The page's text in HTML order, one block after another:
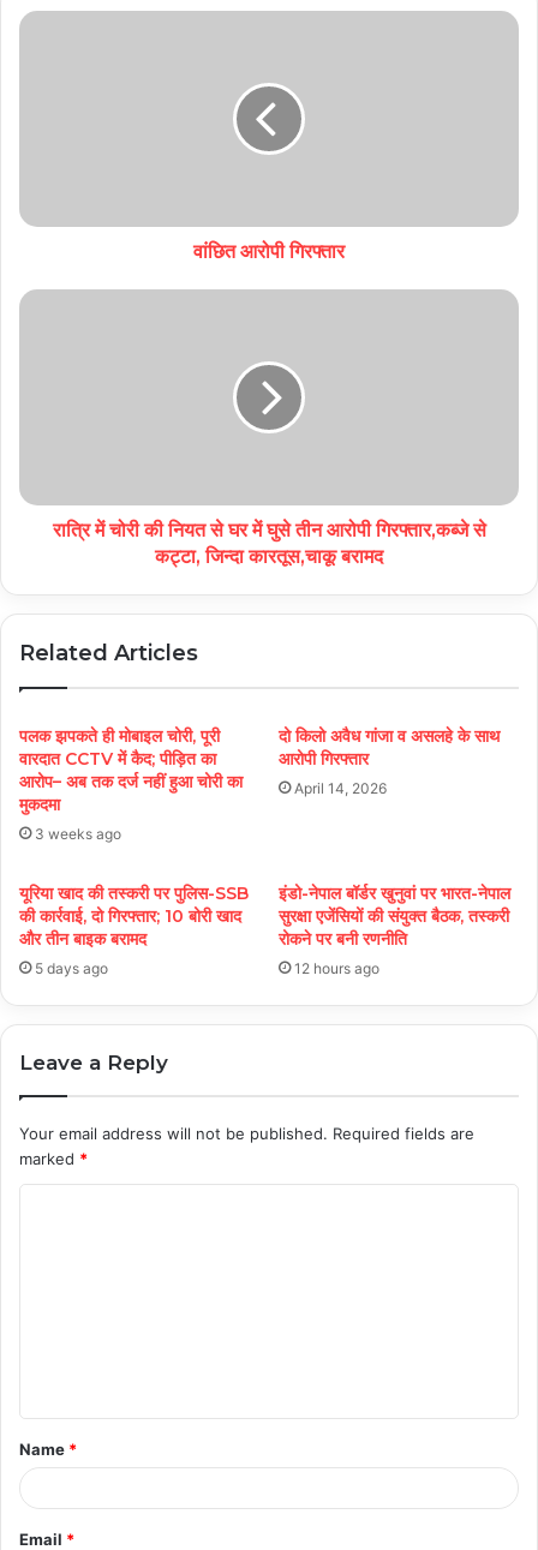
वांछित आरोपी गिरफ्तार
रात्रि में चोरी की नियत से घर में घुसे तीन आरोपी गिरफ्तार,कब्जे से
कट्टा, जिन्दा कारतूस,चाकू बरामद
Related Articles
पलक झपकते ही मोबाइल चोरी, पूरी
वारदात CCTV में कैद; पीड़ित का
आरोप– अब तक दर्ज नहीं हुआ चोरी का
मुकदमा
3 weeks ago
दो किलो अवैध गांजा व असलहे के साथ
आरोपी गिरफ्तार
April 14, 2026
यूरिया खाद की तस्करी पर पुलिस-SSB
की कार्रवाई, दो गिरफ्तार; 10 बोरी खाद
और तीन बाइक बरामद
5 days ago
इंडो-नेपाल बॉर्डर खुनुवां पर भारत-नेपाल
सुरक्षा एजेंसियों की संयुक्त बैठक, तस्करी
रोकने पर बनी रणनीति
12 hours ago
Leave a Reply
Your email address will not be published. Required fields are
marked *
t
*
Name *
Email *